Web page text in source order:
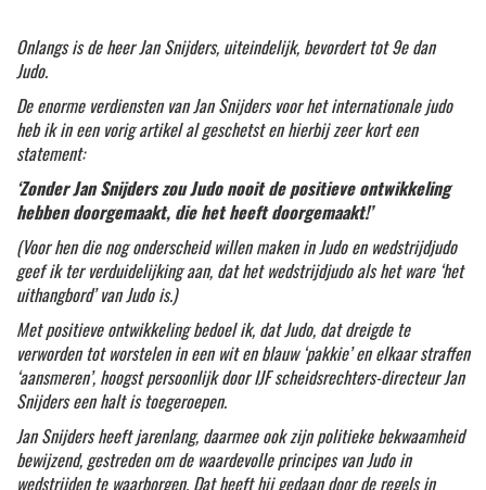
Onlangs is de heer Jan Snijders, uiteindelijk, bevordert tot 9e dan
Judo.
De enorme verdiensten van Jan Snijders voor het internationale judo
heb ik in een vorig artikel al geschetst en hierbij zeer kort een
statement:
‘Zonder Jan Snijders zou Judo nooit de positieve ontwikkeling
hebben doorgemaakt, die het heeft doorgemaakt!’
(Voor hen die nog onderscheid willen maken in Judo en wedstrijdjudo
geef ik ter verduidelijking aan, dat het wedstrijdjudo als het ware ‘het
uithangbord’ van Judo is.)
Met positieve ontwikkeling bedoel ik, dat Judo, dat dreigde te
verworden tot worstelen in een wit en blauw ‘pakkie’ en elkaar straffen
‘aansmeren’, hoogst persoonlijk door IJF scheidsrechters-directeur Jan
Snijders een halt is toegeroepen.
Jan Snijders heeft jarenlang, daarmee ook zijn politieke bekwaamheid
bewijzend, gestreden om de waardevolle principes van Judo in
wedstrijden te waarborgen. Dat heeft hij gedaan door de regels in